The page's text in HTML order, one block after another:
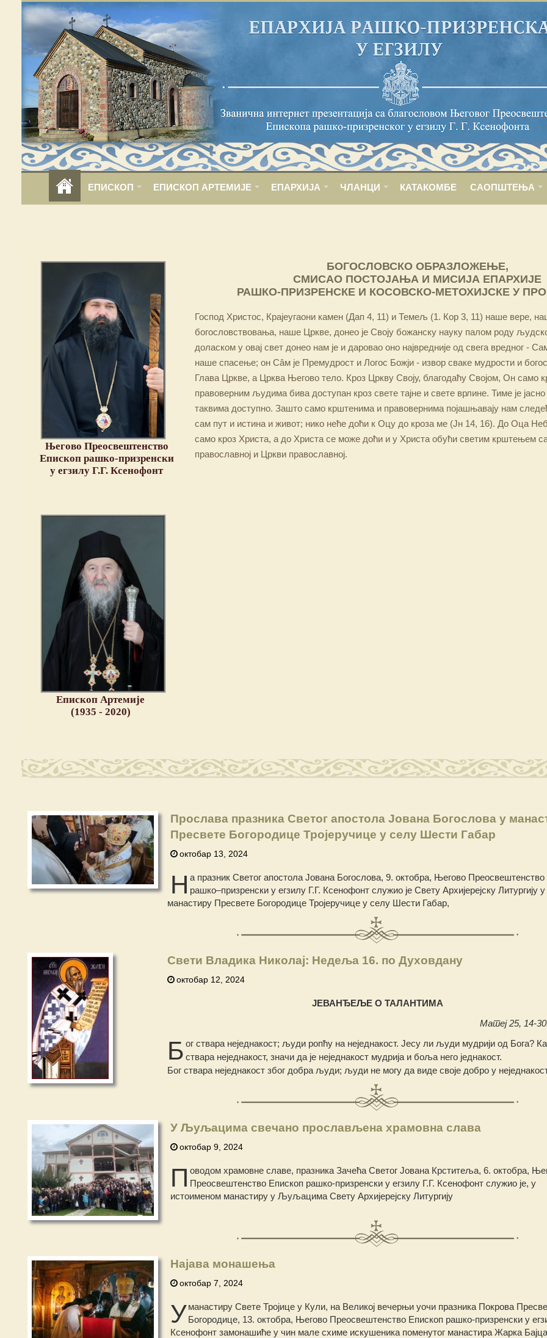
ЕПИСКОП ЕПИСКОП АРТЕМИЈЕ ЕПАРХИЈА ЧЛАНЦИ КАТАКОМБЕ САОПШТЕЊА
Његово Преосвештенство
Епископ рашко-призренски
у егзилу Г.Г. Ксенофонт
БОГОСЛОВСКО ОБРАЗЛОЖЕЊЕ,
СМИСАО ПОСТОЈАЊА И МИСИЈА ЕПАРХИЈЕ
РАШКО-ПРИЗРЕНСКЕ И КОСОВСКО-МЕТОХИЈСКЕ У
Господ Христос, Крајеугаони камен (Дап 4, 11) и Темељ (1. Кор 3, 11) наше вере,
богословствовања, наше Цркве, донео је Своју божанску науку палом роду
доласком у овај свет донео нам је и даровао оно највредније од свега вредног -
наше спасење; он Сâм је Премудрост и Логос Божји - извор сваке мудрости и
Глава Цркве, а Црква Његово тело. Кроз Цркву Своју, благодаћу Својом, Он само
правоверним људима бива доступан кроз свете тајне и свете врлине. Тиме је
таквима доступно. Зашто само крштенима и правовернима појашњавају нам
сам пут и истина и живот; нико неће доћи к Оцу до кроза ме (Јн 14, 16). До Оца
само кроз Христа, а до Христа се може доћи и у Христа обући светим крштењем
православној и Цркви православној.
Епископ Артемије
(1935 - 2020)
Прослава празника Светог апостола Јована Богослова у
Пресвете Богородице Тројеручице у селу Шести Габар
октобар 13, 2024
Н а празник Светог апостола Јована Богослова, 9. октобра, Његово Преосвештенство
рашко–призренски у егзилу Г.Г. Ксенофонт служио је Свету Архијерејску Литургију у
манастиру Пресвете Богородице Тројеручице у селу Шести Габар,
Свети Владика Николај: Недеља 16. по Духовдану
октобар 12, 2024
ЈЕВАНЂЕЉЕ О ТАЛАНТИМА
Матеј 25, 14-
Б ог ствара неједнакост; људи ропћу на неједнакост. Јесу ли људи мудрији од Бога?
ствара неједнакост, значи да је неједнакост мудрија и боља него једнакост.
Бог ствара неједнакост због добра људи; људи не могу да виде своје добро у
У Љуљацима свечано прослављена храмовна слава
октобар 9, 2024
П оводом храмовне славе, празника Зачећа Светог Јована Крститеља, 6. октобра,
Преосвештенство Епископ рашко-призренски у егзилу Г.Г. Ксенофонт служио је, у
истоименом манастиру у Љуљацима Свету Архијерејску Литургију
Најава монашења
октобар 7, 2024
У манастиру Свете Тројице у Кули, на Великој вечерњи уочи празника Покрова
Богородице, 13. октобра, Његово Преосвештенство Епископ рашко-призренски у
Ксенофонт замонашиће у чин мале схиме искушеника поменутог манастира Жарка